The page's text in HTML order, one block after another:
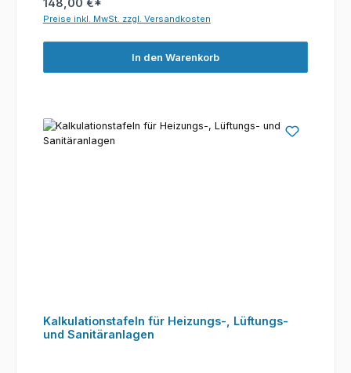
148,00 €*
Preise inkl. MwSt. zzgl. Versandkosten
In den Warenkorb
Kalkulationstafeln für Heizungs-, Lüftungs-
und Sanitäranlagen